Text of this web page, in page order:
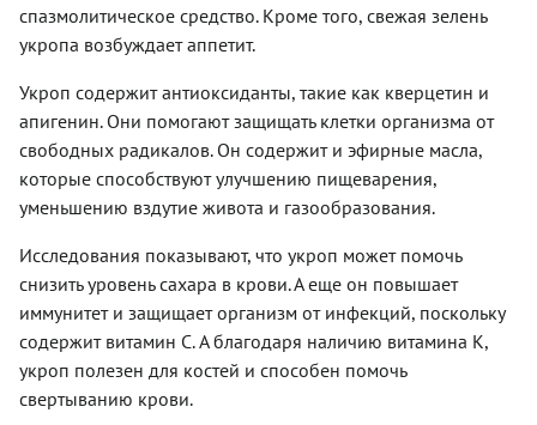
спазмолитическое средство. Кроме того, свежая зелень
укропа возбуждает аппетит.
Укроп содержит антиоксиданты, такие как кверцетин и
апигенин. Они помогают защищать клетки организма от
свободных радикалов. Он содержит и эфирные масла,
которые способствуют улучшению пищеварения,
уменьшению вздутие живота и газообразования.
Исследования показывают, что укроп может помочь
снизить уровень сахара в крови. А еще он повышает
иммунитет и защищает организм от инфекций, поскольку
содержит витамин C. А благодаря наличию витамина К,
укроп полезен для костей и способен помочь
свертыванию крови.